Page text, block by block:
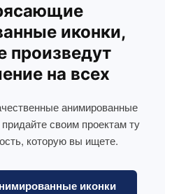
иконки,
произведут
на всех
анимированные
своим проектам ту
которую вы ищете.
иконки